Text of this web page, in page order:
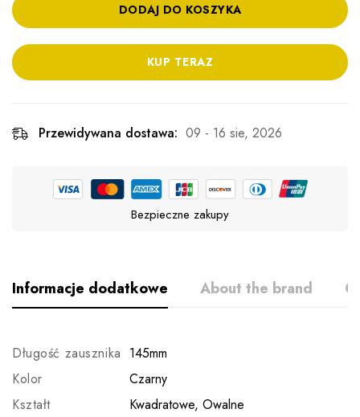
DODAJ DO KOSZYKA
KUP TERAZ
Przewidywana dostawa: 09 - 16 sie, 2026
Bezpieczne zakupy
Informacje dodatkowe About the brand
Długość zausznika 145mm
Kolor
Czarny
Kształt
Kwadratowe, Owalne